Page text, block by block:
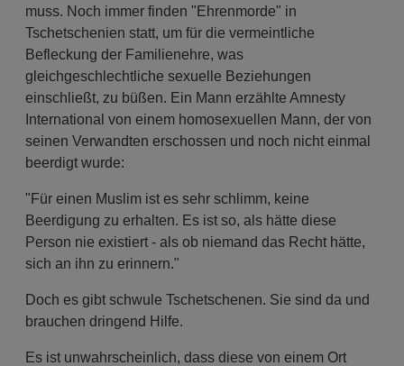
muss. Noch immer finden "Ehrenmorde" in
Tschetschenien statt, um für die vermeintliche
Befleckung der Familienehre, was
gleichgeschlechtliche sexuelle Beziehungen
einschließt, zu büßen. Ein Mann erzählte Amnesty
International von einem homosexuellen Mann, der von
seinen Verwandten erschossen und noch nicht einmal
beerdigt wurde:
"Für einen Muslim ist es sehr schlimm, keine
Beerdigung zu erhalten. Es ist so, als hätte diese
Person nie existiert - als ob niemand das Recht hätte,
sich an ihn zu erinnern."
Doch es gibt schwule Tschetschenen. Sie sind da und
brauchen dringend Hilfe.
Es ist unwahrscheinlich, dass diese von einem Ort